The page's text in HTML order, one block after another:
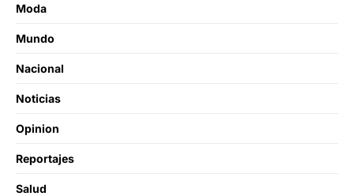
Moda
Mundo
Nacional
Noticias
Opinion
Reportajes
Salud